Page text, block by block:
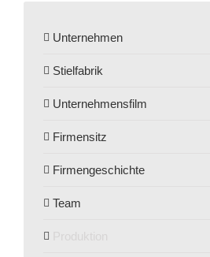
Unternehmen
Stielfabrik
Unternehmensfilm
Firmensitz
Firmengeschichte
Team